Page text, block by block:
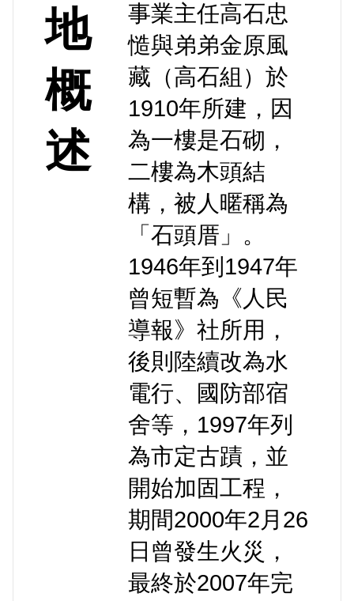
地
概
述
事業主任高石忠
慥與弟弟金原風
藏（高石組）於
1910年所建，因
為一樓是石砌，
二樓為木頭結
構，被人暱稱為
「石頭厝」。
1946年到1947年
曾短暫為《人民
導報》社所用，
後則陸續改為水
電行、國防部宿
舍等，1997年列
為市定古蹟，並
開始加固工程，
期間2000年2月26
日曾發生火災，
最終於2007年完